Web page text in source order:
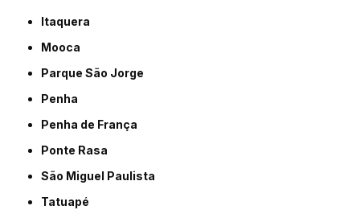
Itaquera
Mooca
Parque São Jorge
Penha
Penha de França
Ponte Rasa
São Miguel Paulista
Tatuapé